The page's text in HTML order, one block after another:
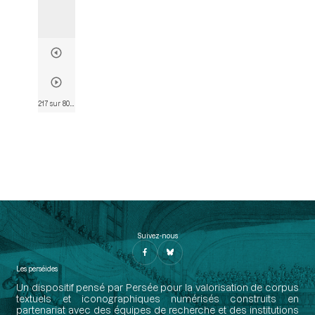
Suivez-nous
Les perséides
Un dispositif pensé par Persée pour la valorisation de corpus
textuels et iconographiques numérisés construits en
partenariat avec des équipes de recherche et des institutions